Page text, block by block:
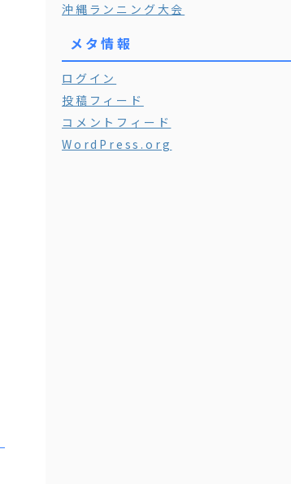
沖縄ランニング大会
メタ情報
ログイン
投稿フィード
コメントフィード
WordPress.org